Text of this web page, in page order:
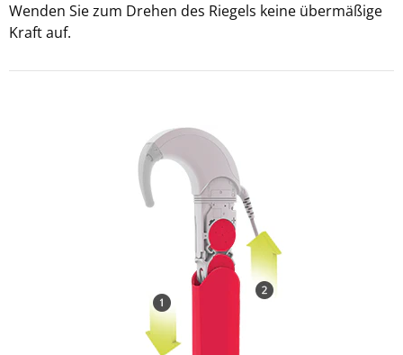
Wenden Sie zum Drehen des Riegels keine übermäßige
Kraft auf.